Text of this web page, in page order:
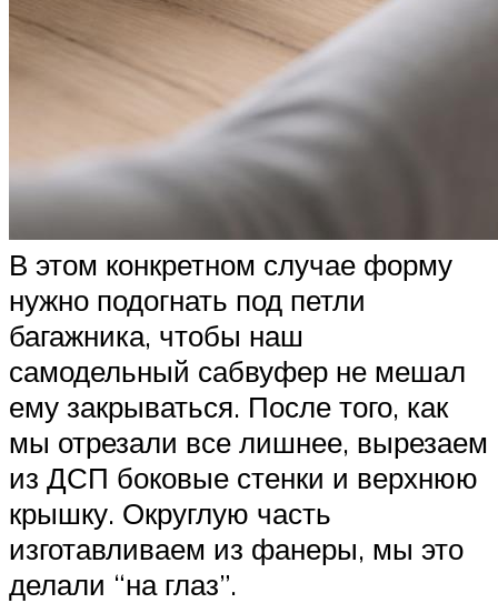
В этом конкретном случае форму
нужно подогнать под петли
багажника, чтобы наш
самодельный сабвуфер не мешал
ему закрываться. После того, как
мы отрезали все лишнее, вырезаем
из ДСП боковые стенки и верхнюю
крышку. Округлую часть
изготавливаем из фанеры, мы это
делали “на глаз”.